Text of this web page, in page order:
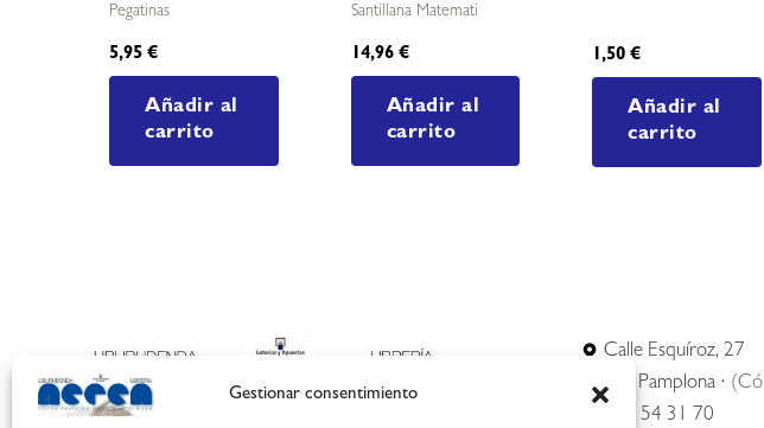
Gestionar consentimiento
Pegatinas
5,95€
Añadir al
carrito
Santillana Matemati
14,96 €
Añadir al
carrito
1,50€
Añadir al
carrito
Calle Esquíroz, 27
31007 Pamplona ·
687 54 31 70